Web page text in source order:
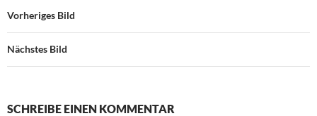
Vorheriges Bild
Nächstes Bild
SCHREIBE EINEN KOMMENTAR